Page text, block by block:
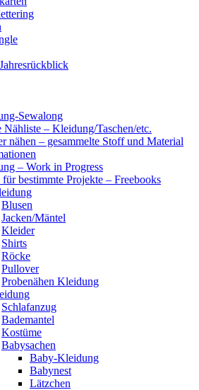
Sewalong
Nähliste – Kleidung/Taschen/etc.
nähen – gesammelte Stoff und Material
– Work in Progress
für bestimmte Projekte – Freebooks
Blusen
Jacken/Mäntel
Kleider
Shirts
Röcke
Pullover
Probenähen Kleidung
Schlafanzug
Bademantel
Kostüme
Babysachen
Baby-Kleidung
Babynest
Lätzchen